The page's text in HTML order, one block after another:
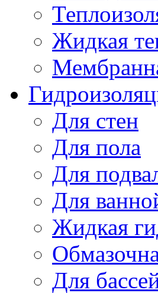
Жидкая
Для стен
Для пола
Для
Для
Жидкая
Для